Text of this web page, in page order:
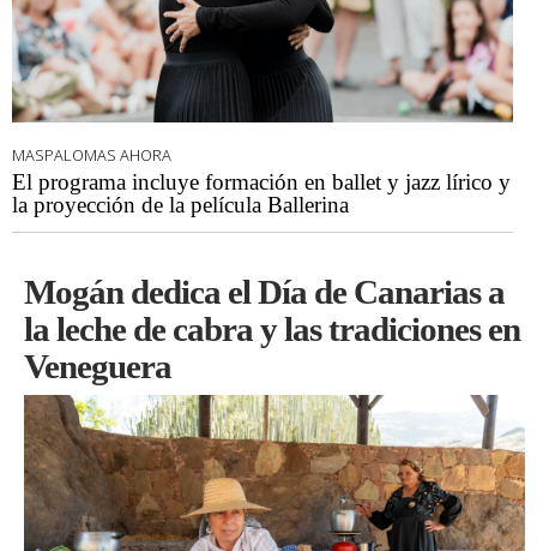
MASPALOMAS AHORA
El programa incluye formación en ballet y jazz lírico y
la proyección de la película Ballerina
Mogán dedica el Día de Canarias a
la leche de cabra y las tradiciones en
Veneguera